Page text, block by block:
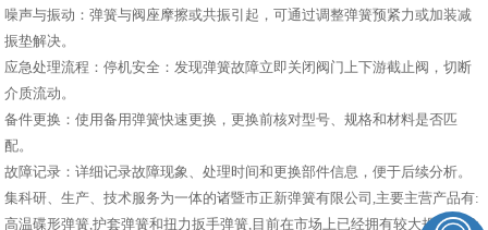
噪声与振动：弹簧与阀座摩擦或共振引起，可通过调整弹簧预紧力或加装减
振垫解决。
应急处理流程：停机安全：发现弹簧故障立即关闭阀门上下游截止阀，切断
介质流动。
备件更换：使用备用弹簧快速更换，更换前核对型号、规格和材料是否匹
配。
故障记录：详细记录故障现象、处理时间和更换部件信息，便于后续分析。
集科研、生产、技术服务为一体的诸暨市正新弹簧有限公司,主要主营产品有:
高温碟形弹簧,护套弹簧和扭力扳手弹簧,目前在市场上已经拥有较大规模和发